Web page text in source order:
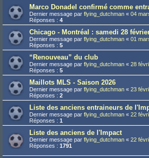
Marco Donadel confirmé comme
Dernier message par flying_dutchman « 04
Réponses : 4
Chicago - Montréal : samedi 28
Dernier message par flying_dutchman « 01
Réponses : 5
“Renouveau” du club
Dernier message par flying_dutchman « 28
Réponses : 5
Maillots MLS - Saison 2026
Dernier message par flying_dutchman « 23
Réponses : 2
Liste des anciens entraineurs de
Dernier message par flying_dutchman « 22
Réponses : 1
Liste des anciens de l'Impact
Dernier message par flying_dutchman « 22
Réponses : 1791